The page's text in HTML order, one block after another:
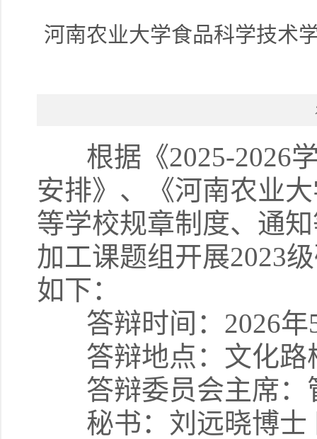
河南农业大学食品科学技术
根据《2025-2026学
安排》、《河南农业
等学校规章制度、通
加工课题组开展2023
如下：
答辩时间：2026年5
答辩地点：文化路
答辩委员会主席：
秘书：刘远晓博士